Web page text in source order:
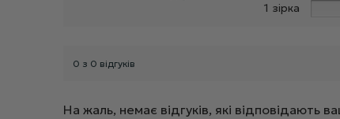
1 зірка
0 з 0 відгуків
На жаль, немає відгуків, які відповідають